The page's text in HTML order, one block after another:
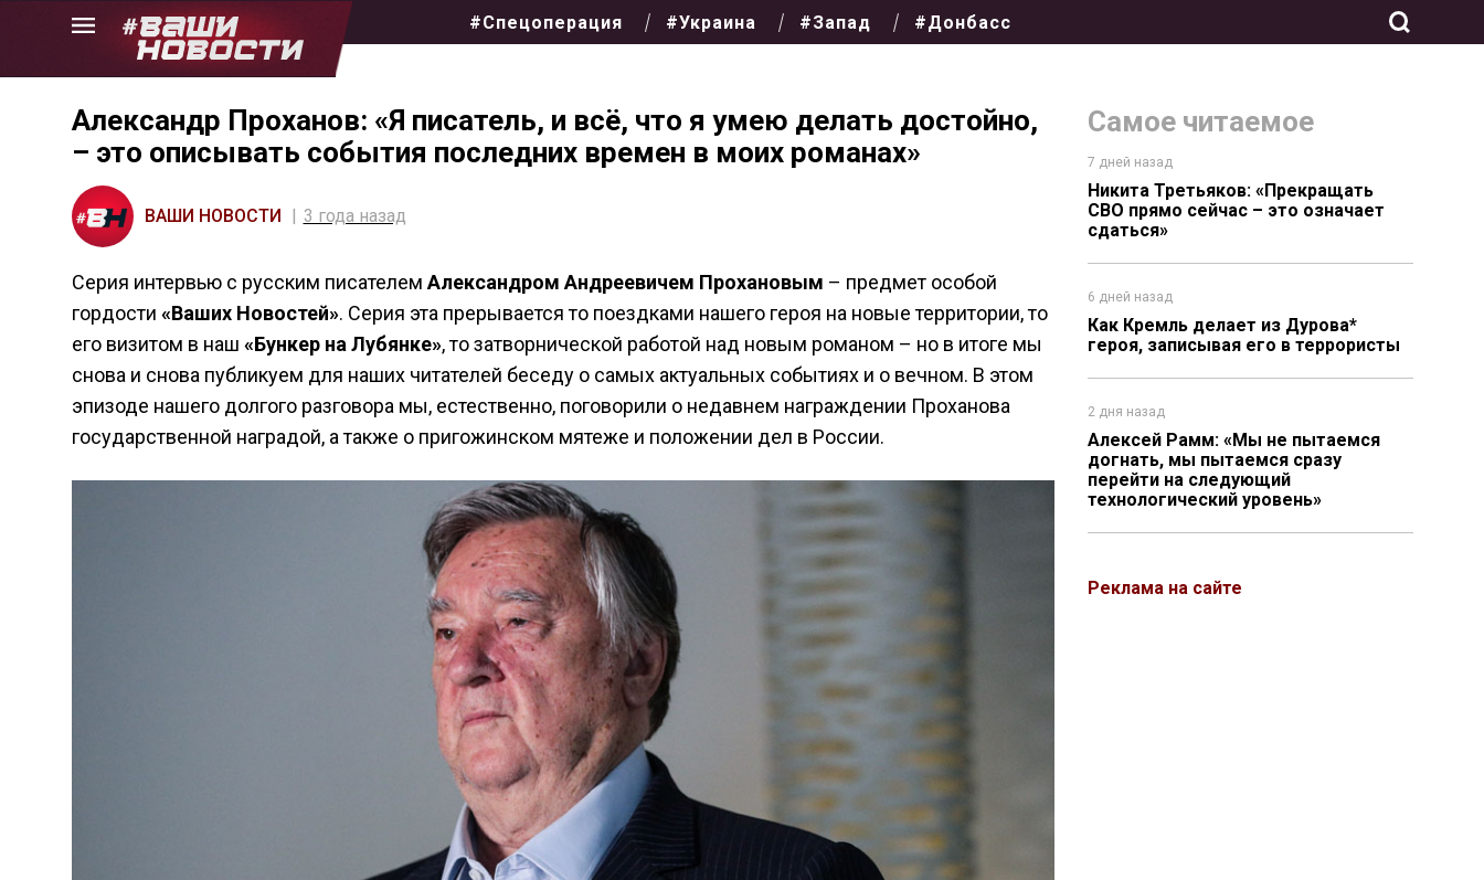
Skip
#Спецоперация #Украина #Запад #Донбасс
Самое читаемое
7 дней назад
Никита Третьяков: «Прекращать
СВО прямо сейчас – это означает
сдаться»
6 дней назад
Как Кремль делает из Дурова*
героя, записывая его в террористы
2 дня назад
Алексей Рамм: «Мы не пытаемся
догнать, мы пытаемся сразу
перейти на следующий
технологический уровень»
Реклама на сайте
Александр Проханов: «Я писатель, и всё, что я умею делать достойно,
– это описывать события последних времен в моих романах»
ВАШИ НОВОСТИ 3 года назад
Серия интервью с русским писателем Александром Андреевичем Прохановым – предмет особой
гордости «Ваших Новостей». Серия эта прерывается то поездками нашего героя на новые территории, то
его визитом в наш «Бункер на Лубянке», то затворнической работой над новым романом – но в итоге мы
снова и снова публикуем для наших читателей беседу о самых актуальных событиях и о вечном. В этом
эпизоде нашего долгого разговора мы, естественно, поговорили о недавнем награждении Проханова
государственной наградой, а также о пригожинском мятеже и положении дел в России.